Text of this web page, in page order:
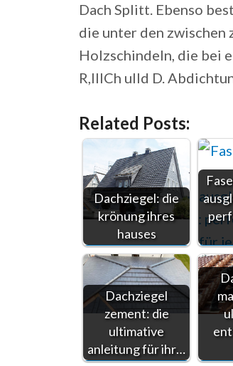
Dach Splitt. Ebenso
die unter den zwischen
Holzschindeln, die bei
R,IIICh ulld D.
Related Posts:
Dachziegel: die
krönung ihres
hauses
Dachziegel
zement: die
ultimative
anleitung für ihr…